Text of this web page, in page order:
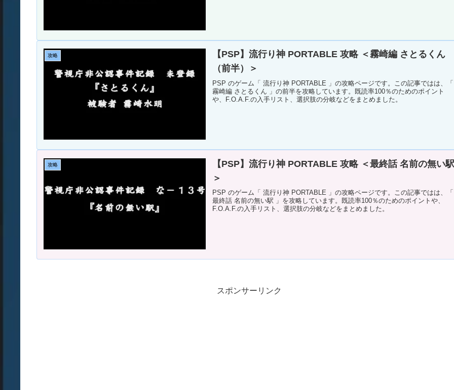
攻略
【PSP】流行り神 PORTABLE 攻略 ＜霧崎編 さとるくん
（前半）＞
PSP のゲーム「 流行り神 PORTABLE 」の攻略ページです。この記事ではは、「
霧崎編 さとるくん 」の前半を攻略しています。既読率100％のためのポイント
や、F.O.A.F.の入手リスト、選択肢の分岐などをまとめました。
攻略
【PSP】流行り神 PORTABLE 攻略 ＜最終話 名前の無い駅
＞
PSP のゲーム「 流行り神 PORTABLE 」の攻略ページです。この記事ではは、「
最終話 名前の無い駅 」を攻略しています。既読率100％のためのポイントや、
F.O.A.F.の入手リスト、選択肢の分岐などをまとめました。
スポンサーリンク